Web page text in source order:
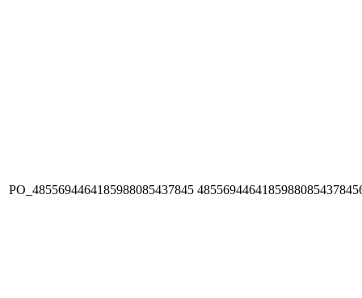
PO_4855694464185988085437845